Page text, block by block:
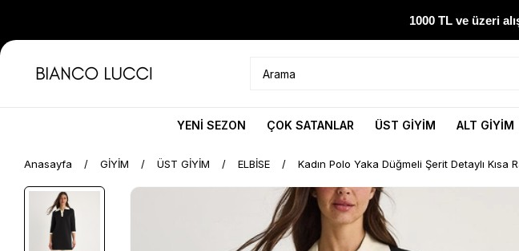
1000 TL ve üzeri
1000 TL ve üzeri
YENİ SEZON ÇOK SATANLAR ÜST GİYİM ALT GİYİM
Anasayfa GİYİM ÜST GİYİM ELBİSE Kadın Polo Yaka Düğmeli Şerit Detaylı